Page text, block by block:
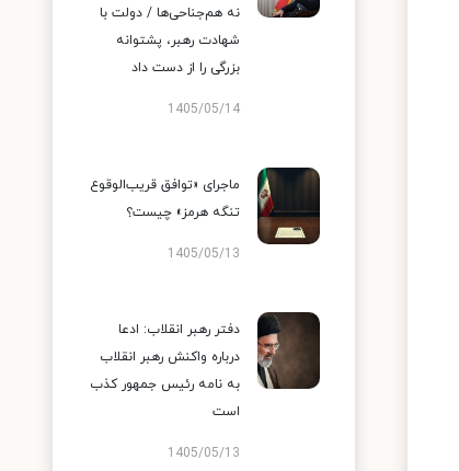
نه هم‌جناحی‌ها / دولت با
شهادت رهبر، پشتوانه
بزرگی را از دست داد
1405/05/14
ماجرای «توافق قریب‌الوقوع
تنگه هرمز» چیست؟
1405/05/13
دفتر رهبر انقلاب: ادعا
درباره واکنش رهبر انقلاب
به نامه رئیس جمهور کذب
است
1405/05/13